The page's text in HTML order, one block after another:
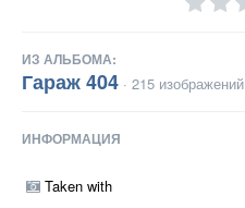
ИЗ АЛЬБОМА:
Гараж 404 · 215 изображений
ИНФОРМАЦИЯ
Taken with